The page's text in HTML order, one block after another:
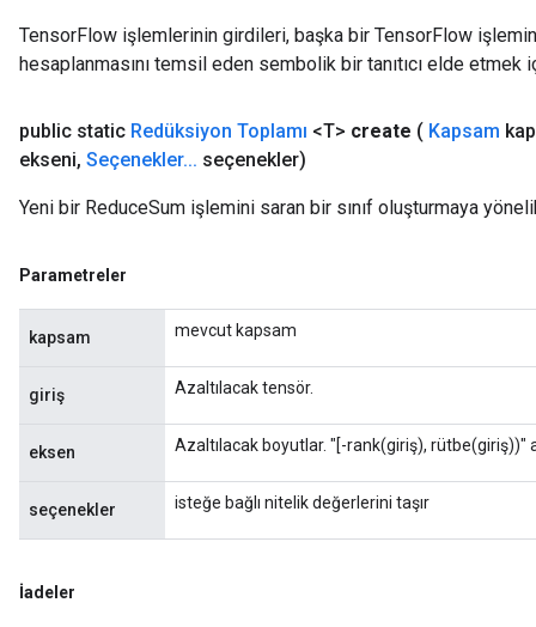
TensorFlow işlemlerinin girdileri, başka bir TensorFlow
hesaplanmasını temsil eden sembolik bir tanıtıcı elde etmek
public static Redüksiyon Toplamı <T> create ( Kapsam
ekseni, Seçenekler... seçenekler)
Yeni bir ReduceSum işlemini saran bir sınıf oluşturmaya
Parametreler
kapsam mevcut kapsam
giriş Azaltılacak tensör.
eksen Azaltılacak boyutlar. "[-rank(giriş), rütbe(giriş))"
seçenekler isteğe bağlı nitelik değerlerini taşır
İadeler